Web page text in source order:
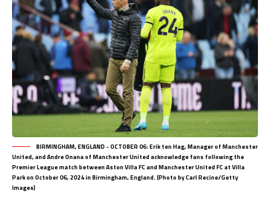
BIRMINGHAM, ENGLAND - OCTOBER 06: Erik ten Hag, Manager of Manchester
United, and Andre Onana of Manchester United acknowledge fans following the
Premier League match between Aston Villa FC and Manchester United FC at Villa
Park on October 06, 2024 in Birmingham, England. (Photo by Carl Recine/Getty
Images)